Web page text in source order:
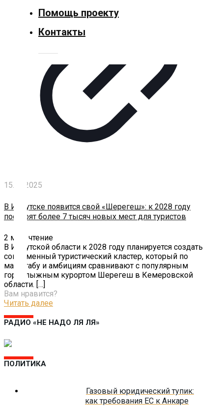
Спорт
Культура
Экономика
Слово
читателя
Помощь
проекту
Контакты
Помощь проекту
Контакты
15.07.2025
В Иркутске появится свой «Шерегеш»: к 2028 году
построят более 7 тысяч новых мест для туристов
2 мин. чтение
В Иркутской области к 2028 году планируется создать
современный туристический кластер, который по
масштабу и амбициям сравнивают с популярным
горнолыжным курортом Шерегеш в Кемеровской
области. […]
Вам нравится?
Читать далее
РАДИО «НЕ НАДО ЛЯ ЛЯ»
ПОЛИТИКА
Газовый юридический тупик:
как требования ЕС к Анкаре